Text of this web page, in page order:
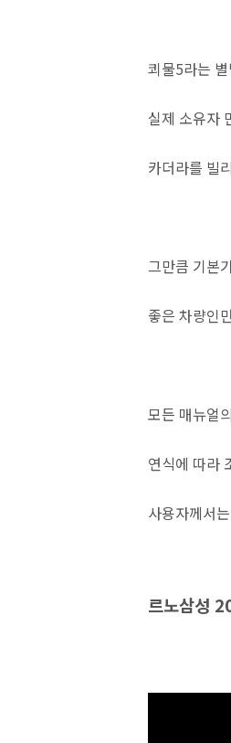
쾨물5라는
실제 소유자
카더라를 빌
그만큼 기본
좋은 차량인
모든 매뉴얼
연식에 따라
사용자께서
르노삼성